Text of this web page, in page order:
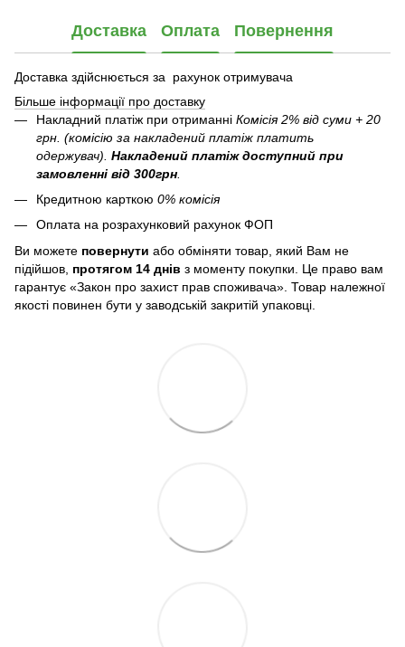
Доставка Оплата Повернення
Доставка здійснюється за рахунок отримувача
Більше інформації про доставку
Накладний платіж при отриманні Комісія 2% від суми + 20
грн. (комісію за накладений платіж платить
одержувач). Накладений платіж доступний при
замовленні від 300грн
Кредитною карткою 0% комісія
Оплата на розрахунковий рахунок ФОП
Ви можете повернути або обміняти товар, який Вам не
підійшов, протягом 14 днів з моменту покупки. Це право вам
гарантує «Закон про захист прав споживача». Товар належної
якості повинен бути у заводській закритій упаковці.